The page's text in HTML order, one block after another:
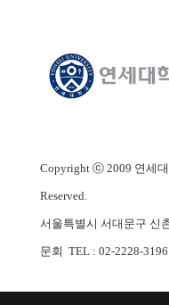
Copyright ⓒ 2009 연세
Reserved.
서울특별시 서대문구 신
문회 TEL : 02-2228-